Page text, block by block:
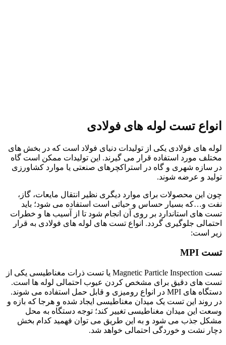
انواع تست لوله های فولادی
لوله های فولادی یکی از تولیدات دنیای فولاد است که در بخش های
مختلف مورد استفاده قرار می گیرند. این تولیدات ممکن است گاه
در سازه شهری و گاه در استراکچرهای صنعتی یا موارد کشاورزی
تولید و عرضه شوند.
چون این محصولات برای موارد دیگری نظیر انتقال مایعات، گاز،
نفت و…که بسیار حساس و حیاتی است استفاده می شود؛ باید
تست های استاندارد بر روی آن انجام شود تا از آسیب ها و خطرات
احتمالی جلوگیری گردد. انواع تست های لوله های فولادی به قرار
زیر است:
تست MPI
تست Magnetic Particle Inspection یا تست ذرات مغناطیسی یکی از
تست های دقیق برای مشخص کردن عیوب احتمالی لوله ها است.
دستگاه های MPI در انواع رومیزی و قابل حمل استفاده می شوند.
در روند این تست یک میدان مغناطیسی ایجاد شده و هرجا که بازه و
وسعت این میدان مغناطیسی تغییر کند؛ توجه دستگاه به محل
مشکل جذب می شود و به این طریق می توان فهمید کدام بخش
دچار نشت و خوردگی احتمالی خواهد شد.